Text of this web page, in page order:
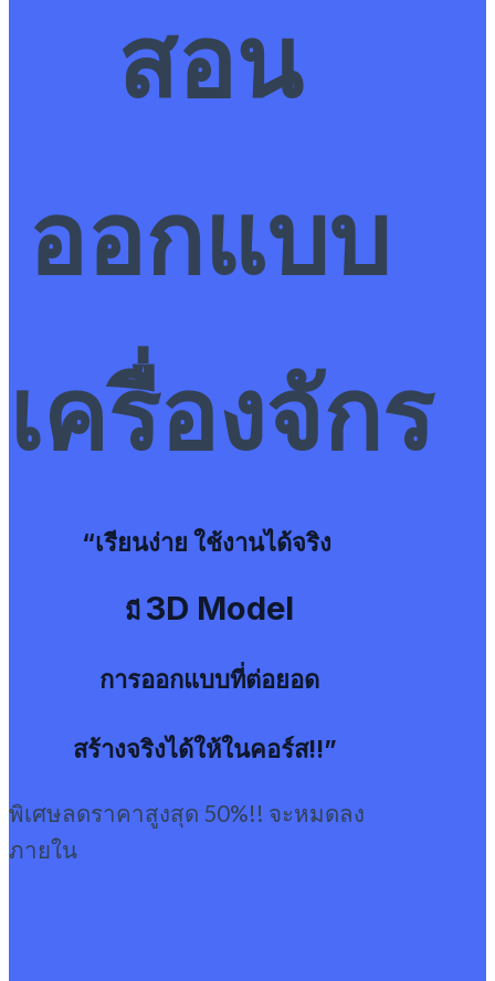
สอน
ออกแบบ
เครื่องจักร
“เรียนง่าย ใช้งานได้จริง
มี 3D Model
การออกแบบที่ต่อยอด
สร้างจริงได้ให้ในคอร์ส!!”
พิเศษลดราคาสูงสุด 50%!! จะหมดลง
ภายใน